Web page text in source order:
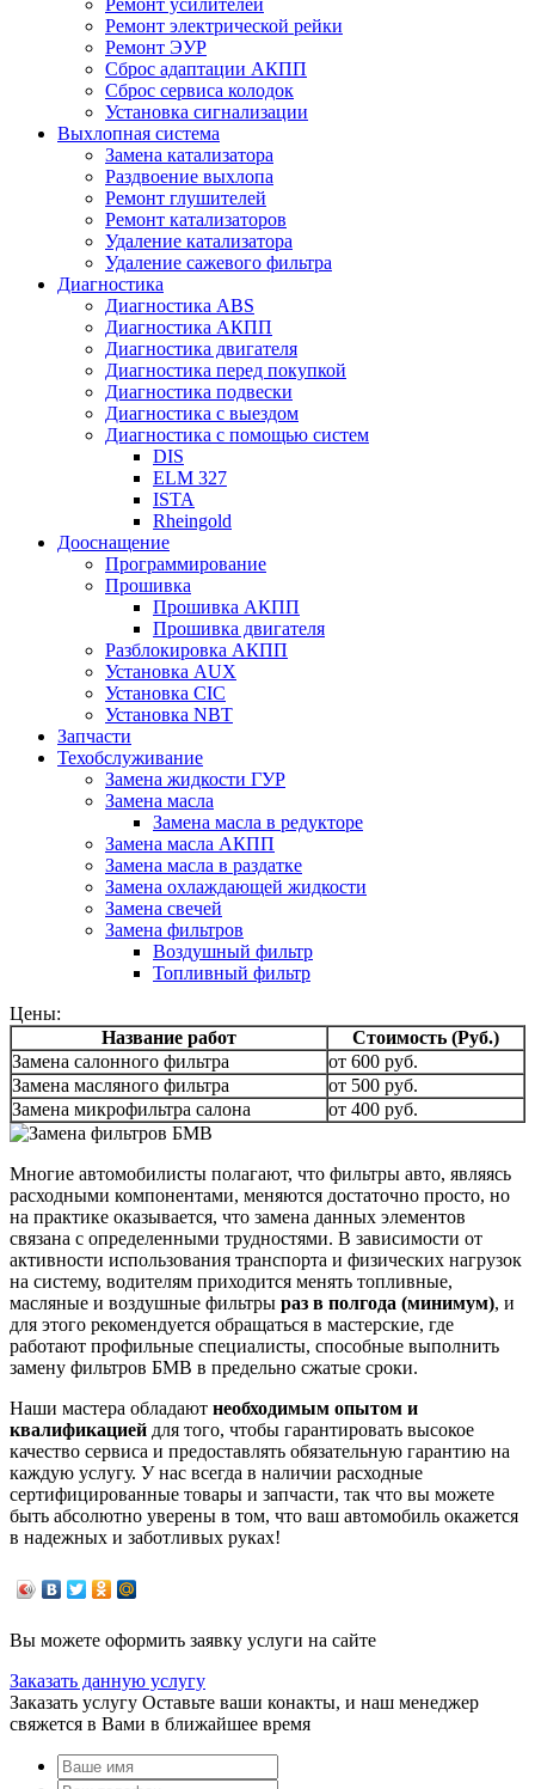
Ремонт электрической рейки
Ремонт ЭУР
Сброс адаптации АКПП
Сброс сервиса колодок
Установка сигнализации
Выхлопная система
Замена катализатора
Раздвоение выхлопа
Ремонт глушителей
Ремонт катализаторов
Удаление катализатора
Удаление сажевого фильтра
Диагностика
Диагностика ABS
Диагностика АКПП
Диагностика двигателя
Диагностика перед покупкой
Диагностика подвески
Диагностика с выездом
Диагностика с помощью систем
DIS
ELM 327
ISTA
Rheingold
Дооснащение
Программирование
Прошивка
Прошивка АКПП
Прошивка двигателя
Разблокировка АКПП
Установка AUX
Установка CIC
Установка NBT
Запчасти
Техобслуживание
Замена жидкости ГУР
Замена масла
Замена масла в редукторе
Замена масла АКПП
Замена масла в раздатке
Замена охлаждающей жидкости
Замена свечей
Замена фильтров
Воздушный фильтр
Топливный фильтр
Цены:
Название работ
Стоимость (Руб.)
Замена салонного фильтра
от 600 руб.
Замена масляного фильтра
от 500 руб.
Замена микрофильтра салона
от 400 руб.
Многие автомобилисты полагают, что фильтры авто, являясь
расходными компонентами, меняются достаточно просто, но
на практике оказывается, что замена данных элементов
связана с определенными трудностями. В зависимости от
активности использования транспорта и физических нагрузок
на систему, водителям приходится менять топливные,
масляные и воздушные фильтры раз в полгода (минимум), и
для этого рекомендуется обращаться в мастерские, где
работают профильные специалисты, способные выполнить
замену фильтров БМВ в предельно сжатые сроки.
Наши мастера обладают необходимым опытом и
квалификацией для того, чтобы гарантировать высокое
качество сервиса и предоставлять обязательную гарантию на
каждую услугу. У нас всегда в наличии расходные
сертифицированные товары и запчасти, так что вы можете
быть абсолютно уверены в том, что ваш автомобиль окажется
в надежных и заботливых руках!
Вы можете оформить заявку услуги на сайте
Заказать данную услугу
Заказать услугу Оставьте ваши конакты, и наш менеджер
свяжется в Вами в ближайшее время